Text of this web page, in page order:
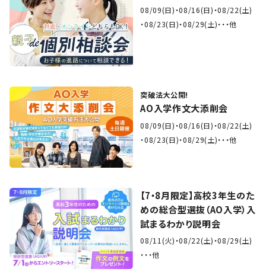
08/09(日) 08/16(日) 08/22(土)
08/23(日) 08/29(土) ・・他
突破法大公開!
AO入学作文大添削会
08/09(日) 08/16(日) 08/22(土)
08/23(日) 08/29(土) ・・他
【7・8月限定】高校3年生のた
めの総合型選抜（AO入学）入
試まるわかり説明会
08/11(火) 08/22(土) 08/29(土)
・・他